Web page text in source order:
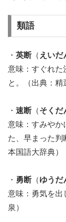
類語
・ 英断 （ えいだ
意味：すぐれた
と。（出典：精
・ 速断 （そくだ
意味：すみやか
た、早まった判
本国語大辞典）
・ 勇断 （ゆうだ
意味：勇気を出
泉）